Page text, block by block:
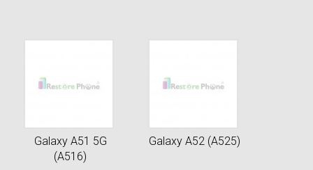
Galaxy A51 5G
(A516)
Galaxy A52 (A525)